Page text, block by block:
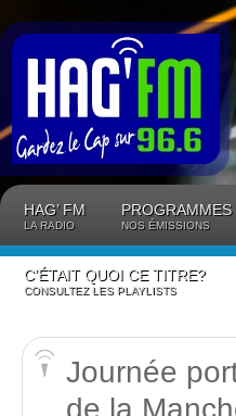
HAG’ FM
LA RADIO
PROGRAMMES
NOS ÉMISSIONS
C’ÉTAIT QUOI CE TITRE?
CONSULTEZ LES PLAYLISTS
Journée
de la